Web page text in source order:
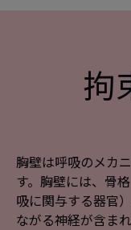
拘
胸壁は呼吸のメカ
す。胸壁には、骨
吸に関与する器官
ながる神経が含まれ